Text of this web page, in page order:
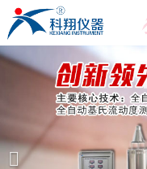
世界杯押
世界杯押球网站
产品展示
焦炭高温性能检测系统
公司简介